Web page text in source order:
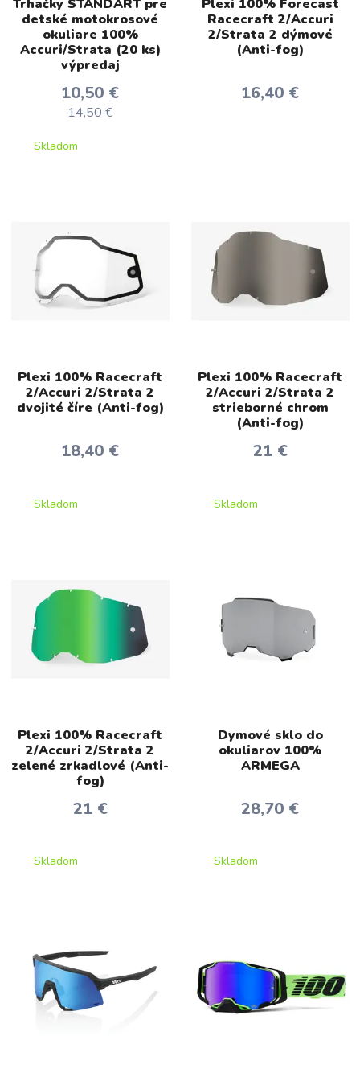
Trhačky STANDART pre
detské motokrosové
okuliare 100%
Accuri/Strata (20 ks)
výpredaj
10,50 €
14,50 €
Skladom
Plexi 100% Forecast
Racecraft 2/Accuri
2/Strata 2 dýmové
(Anti-fog)
16,40 €
Plexi 100% Racecraft
2/Accuri 2/Strata 2
dvojité číre (Anti-fog)
18,40 €
Skladom
Plexi 100% Racecraft
2/Accuri 2/Strata 2
strieborné chrom
(Anti-fog)
21 €
Skladom
Plexi 100% Racecraft
2/Accuri 2/Strata 2
zelené zrkadlové (Anti-
fog)
21 €
Skladom
Dymové sklo do
okuliarov 100%
ARMEGA
28,70 €
Skladom